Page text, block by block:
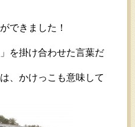
できました！
を掛け合わせた言葉だ
、かけっこも意味して